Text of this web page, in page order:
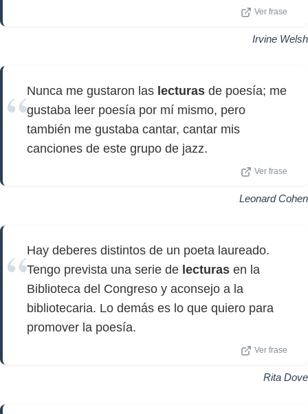
Ver frase
Irvine Welsh
Nunca me gustaron las lecturas de poesía; me
gustaba leer poesía por mí mismo, pero
también me gustaba cantar, cantar mis
canciones de este grupo de jazz.
Ver frase
Leonard Cohen
Hay deberes distintos de un poeta laureado.
Tengo prevista una serie de lecturas en la
Biblioteca del Congreso y aconsejo a la
bibliotecaria. Lo demás es lo que quiero para
promover la poesía.
Ver frase
Rita Dove